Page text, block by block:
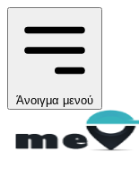
Άνοιγμα μενού